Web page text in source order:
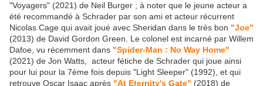
"Voyagers" (2021) de Neil Burger ; à noter que le jeune acteur a
été recommandé à Schrader par son ami et acteur récurrent
Nicolas Cage qui avait joué avec Sheridan dans le très bon "Joe"
(2013) de David Gordon Green. Le colonel est incarné par Willem
Dafoe, vu récemment dans "Spider-Man : No Way Home"
(2021) de Jon Watts, acteur fétiche de Schrader qui joue ainsi
pour lui pour la 7ème fois depuis "Light Sleeper" (1992), et qui
retrouve Oscar Isaac après "At Eternity's Gate" (2018) de